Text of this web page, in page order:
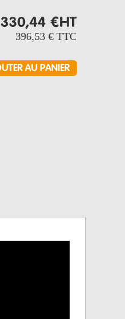
330,44 €HT
396,53 € TTC